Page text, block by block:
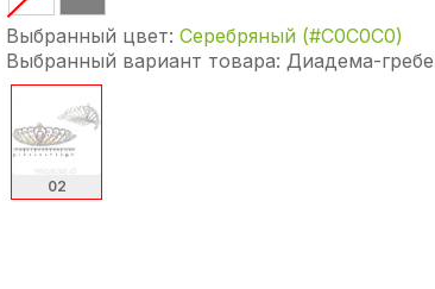
Выбранный цвет:Серебряный (#C0C0C0)
Выбранный вариант товара:Диадема-
02